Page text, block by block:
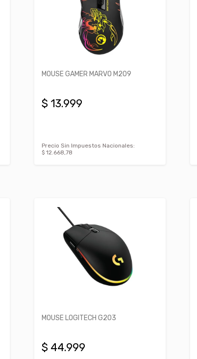
MOUSE GAMER MARVO M209
$ 13.999
Precio Sin Impuestos Nacionales:
$ 12.668,78
MOUSE LOGITECH G203
$ 44.999